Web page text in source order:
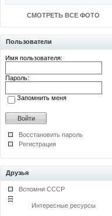
СМОТРЕТЬ ВСЕ ФОТО
Пользователи
Имя пользователя:
Пароль:
Запомнить меня
Восстановить пароль
Регистрация
Друзья
Вспомни СССР
Интересные ресурсы